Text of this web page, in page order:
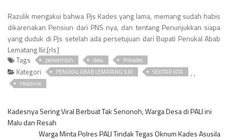
Razulik mengakui bahwa Pjs Kades yang lama, memang sudah habis
dikarenakan Pensiun dari PNS nya, dan tentang Penunjukkan siapa
yang duduk di Pjs setelah ada persetujuan dari Bupati Penukal Abab
Lematang Ilir.[rls]
Tags pemerintah desa Pilkades
Kategori PENUKAL ABAB LEMATANG ILIR ,
SEKITAR KITA ,
Headline
Kadesnya Sering Viral Berbuat Tak Senonoh, Warga Desa di PALI ini
Malu dan Resah
Warga Minta Polres PALI Tindak Tegas Oknum Kades Asusila